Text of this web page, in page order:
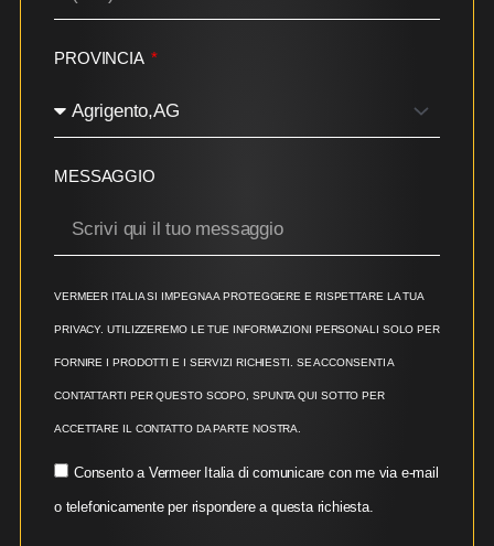
PROVINCIA
MESSAGGIO
VERMEER ITALIA SI IMPEGNA A PROTEGGERE E RISPETTARE LA TUA
PRIVACY. UTILIZZEREMO LE TUE INFORMAZIONI PERSONALI SOLO PER
FORNIRE I PRODOTTI E I SERVIZI RICHIESTI. SE ACCONSENTI A
CONTATTARTI PER QUESTO SCOPO, SPUNTA QUI SOTTO PER
ACCETTARE IL CONTATTO DA PARTE NOSTRA.
Consento a Vermeer Italia di comunicare con me via e-mail
o telefonicamente per rispondere a questa richiesta.